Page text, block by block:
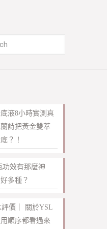
液8小時實測真
詩把黃金雙萃
？！
功效有那麼神
多種？
評價｜ 關於YSL
順序都看過來